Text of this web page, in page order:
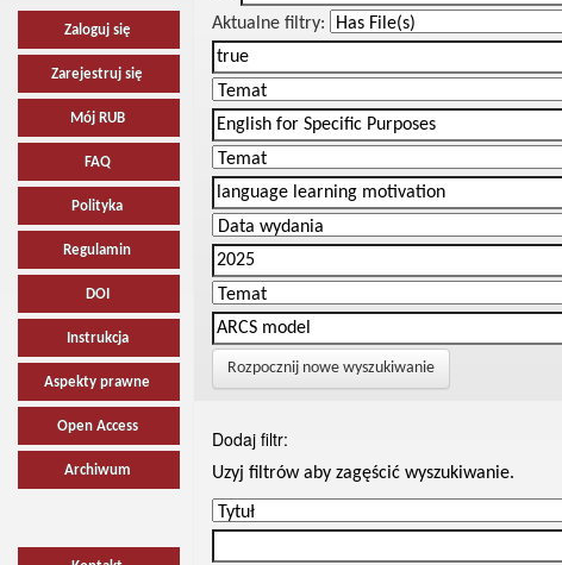
Zaloguj się
Zarejestruj się
Mój RUB
FAQ
Polityka
Regulamin
DOI
Instrukcja
Aspekty prawne
Open Access
Archiwum
Aktualne filtry:
Rozpocznij nowe wyszukiwanie
Dodaj filtr:
Uzyj filtrów aby zagęścić wyszukiwanie.